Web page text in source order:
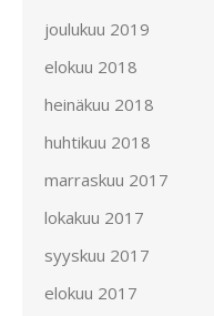
joulukuu 2019
elokuu 2018
heinäkuu 2018
huhtikuu 2018
marraskuu 2017
lokakuu 2017
syyskuu 2017
elokuu 2017